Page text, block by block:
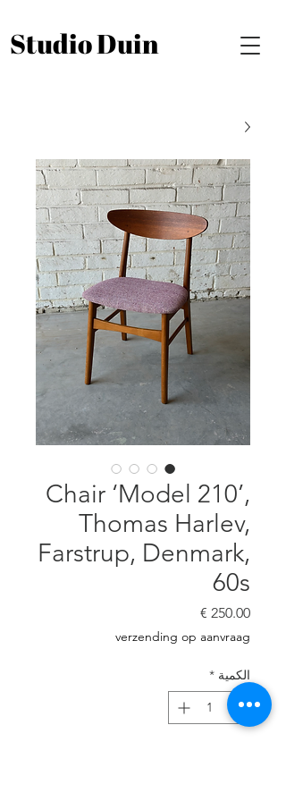
Studio Duin
Chair ‘Model 210’,
Thomas Harlev,
Farstrup, Denmark,
60s
السعر
verzending op aanvraag
الكمية *